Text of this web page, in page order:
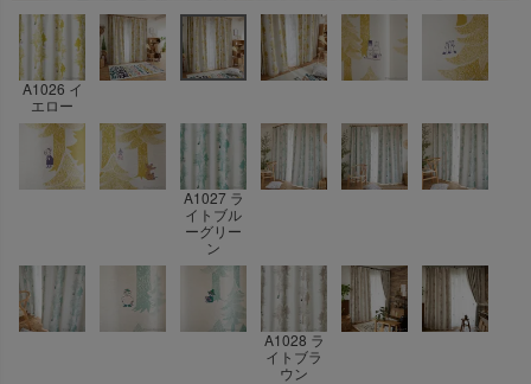
A1026 イ
エロー
A1027 ラ
イトブル
ーグリー
ン
A1028 ラ
イトブラ
ウン